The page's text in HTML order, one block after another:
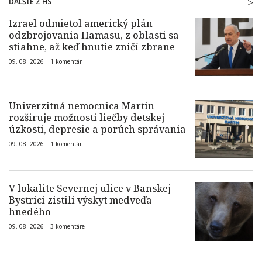
Izrael odmietol americký plán
odzbrojovania Hamasu, z oblasti sa
stiahne, až keď hnutie zničí zbrane
09. 08. 2026 | 1 komentár
Univerzitná nemocnica Martin
rozširuje možnosti liečby detskej
úzkosti, depresie a porúch správania
09. 08. 2026 | 1 komentár
V lokalite Severnej ulice v Banskej
Bystrici zistili výskyt medveďa
hnedého
09. 08. 2026 | 3 komentáre